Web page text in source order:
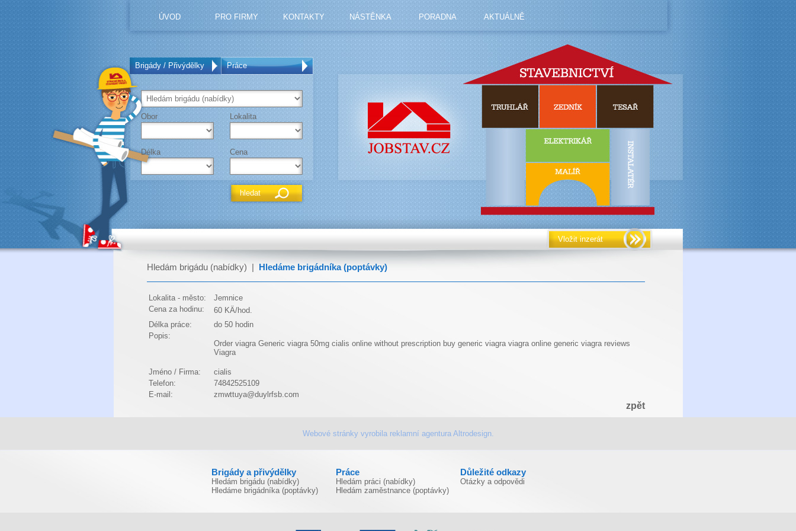
ÚVOD PRO FIRMY KONTAKTY NÁSTĚNKA PORADNA AKTUÁLNĚ
Brigády / Přivýdělky Práce
Obor Lokalita
Délka Cena
Vložit inzerát
Hledám brigádu (nabídky) Hledáme brigádníka (poptávky)
Lokalita - město:
Jemnice
Cena za hodinu:
60 KÄ/hod.
Délka práce:
do 50 hodin
Popis:
Order viagra Generic viagra 50mg cialis online without prescription buy generic viagra viagra online generic viagra reviews
Viagra
Jméno / Firma:
cialis
Telefon:
74842525109
E-mail:
zmwttuya@duylrfsb.com
zpět
Webové stránky vyrobila reklamní agenturaAltrodesign.
Brigády a přivýdělky
Hledám brigádu (nabídky)
Hledáme brigádníka (poptávky)
Práce
Hledám práci (nabídky)
Hledám zaměstnance (poptávky)
Důležité odkazy
Otázky a odpovědi